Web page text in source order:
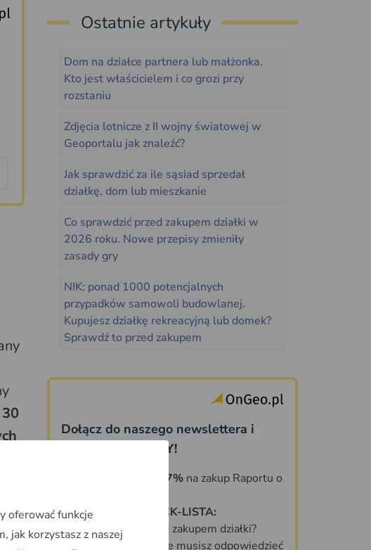
Ostatnie artykuły
Dom na działce partnera lub małżonka.
Kto jest właścicielem i co grozi przy
rozstaniu
Zdjęcia lotnicze z II wojny światowej w
Geoportalu jak znaleźć?
Jak sprawdzić za ile sąsiad sprzedał
działkę, dom lub mieszkanie
Co sprawdzić przed zakupem działki w
2026 roku. Nowe przepisy zmieniły
zasady gry
NIK: ponad 1000 potencjalnych
przypadków samowoli budowlanej.
Kupujesz działkę rekreacyjną lub domek?
Sprawdź to przed zakupem
Dołącz do naszego newslettera i
odbierz PREZENTY!
KOD ZNIŻKOWY 7%na zakup Raportu o
DARMOWA CHECK-LISTA:
Co sprawdzić przed zakupem działki?
70 PYTAŃ, na które musisz odpowiedzieć
oferować funkcje
jak korzystasz z naszej